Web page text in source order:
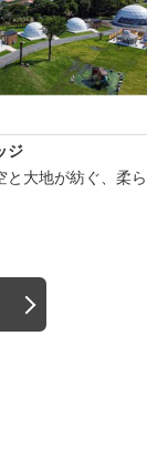
ジ
と大地が紡ぐ、柔ら